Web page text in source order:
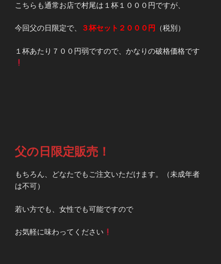
こちらも通常お店で村尾は１杯１０００円ですが、
今回父の日限定で、 ３杯セット２０００円 （税別）
１杯あたり７００円弱ですので、かなりの破格価格です
父の日限定販売！
もちろん、どなたでもご注文いただけます。（未成年者
は不可）
若い方でも、女性でも可能ですので
お気軽に味わってください